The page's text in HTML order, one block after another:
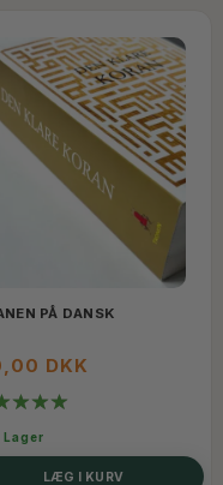
PÅ DANSK
DKK
Lager
LÆG I KURV